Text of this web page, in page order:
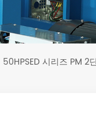
50HPSED 시리즈 PM 2